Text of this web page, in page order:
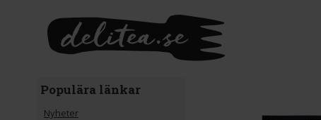
Populära länkar
Nyheter